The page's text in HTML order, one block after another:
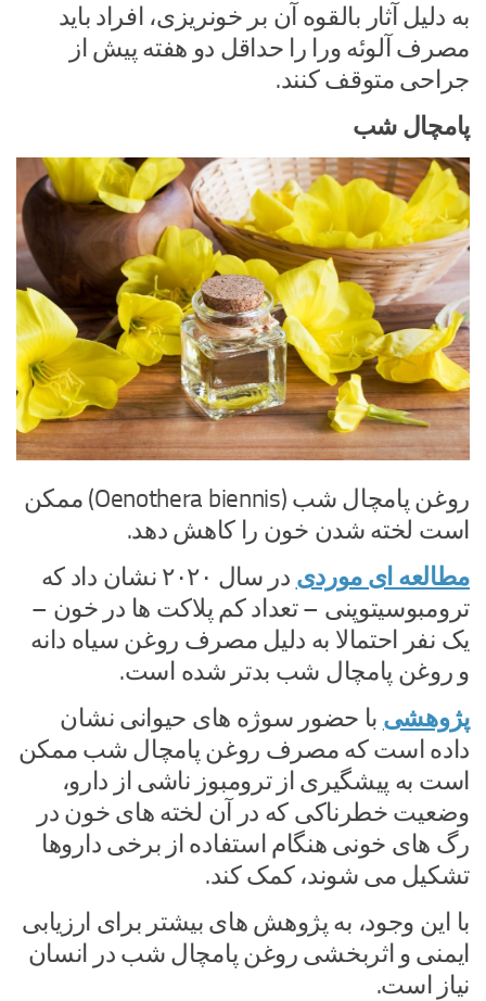
به دلیل آثار بالقوه آن بر خونریزی، افراد باید
مصرف آلوئه ورا را حداقل دو هفته پیش از
جراحی متوقف کنند.
پامچال شب
روغن پامچال شب (Oenothera biennis) ممکن
است لخته شدن خون را کاهش دهد.
مطالعه ای موردی
در سال ۲۰۲۰ نشان داد که
ترومبوسیتوپنی – تعداد کم پلاکت ها در خون –
یک نفر احتمالا به دلیل مصرف روغن سیاه دانه
و روغن پامچال شب بدتر شده است.
پژوهشی با حضور سوژه های حیوانی نشان
داده است که مصرف روغن پامچال شب ممکن
است به پیشگیری از ترومبوز ناشی از دارو،
وضعیت خطرناکی که در آن لخته های خون در
رگ های خونی هنگام استفاده از برخی داروها
تشکیل می شوند، کمک کند.
با این وجود، به پژوهش های بیشتر برای ارزیابی
ایمنی و اثربخشی روغن پامچال شب در انسان
نیاز است.